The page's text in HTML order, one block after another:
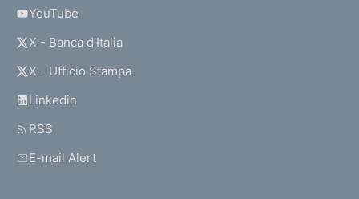
YouTube
X - Banca d’Italia
X - Ufficio Stampa
Linkedin
RSS
E-mail Alert